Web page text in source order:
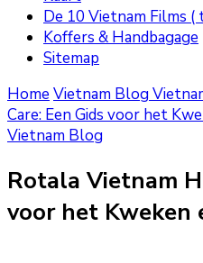
De 10 Vietnam Films (
Koffers & Handbagage
Sitemap
Home Vietnam Blog
Care: Een Gids voor het
Vietnam Blog
Rotala Vietnam
voor het Kweken